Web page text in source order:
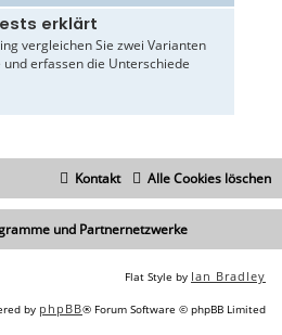
erklärt
vergleichen Sie zwei Varianten
erfassen die Unterschiede
Alle Cookies löschen
Kontakt
und Partnernetzwerke
Flat Style by Ian Bradley
by phpBB® Forum Software © phpBB Limited